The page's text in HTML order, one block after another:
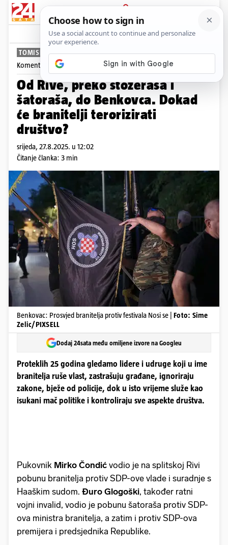
PRIJAVA
News Komentari
TOMISLAV KLAUŠKI
Komentira Tomislav Klauški
Od Rive, preko stožeraša i
šatoraša, do Benkovca. Dokad
će branitelji terorizirati
društvo?
srijeda, 27.8.2025. u 12:02
Čitanje članka: 3 min
Benkovac: Prosvjed branitelja protiv festivala Nosi se | Foto: Sime
Zelic/PIXSELL
Dodaj 24sata među omiljene izvore na Googleu
Proteklih 25 godina gledamo lidere i udruge koji u ime
branitelja ruše vlast, zastrašuju građane, ignoriraju
zakone, bježe od policije, dok u isto vrijeme služe kao
isukani mač politike i kontroliraju sve aspekte društva.
Pukovnik Mirko Čondić vodio je na splitskoj Rivi
pobunu branitelja protiv SDP-ove vlade i suradnje s
Haaškim sudom. Đuro Glogoški, također ratni
vojni invalid, vodio je pobunu šatoraša protiv SDP-
ova ministra branitelja, a zatim i protiv SDP-ova
premijera i predsjednika Republike.